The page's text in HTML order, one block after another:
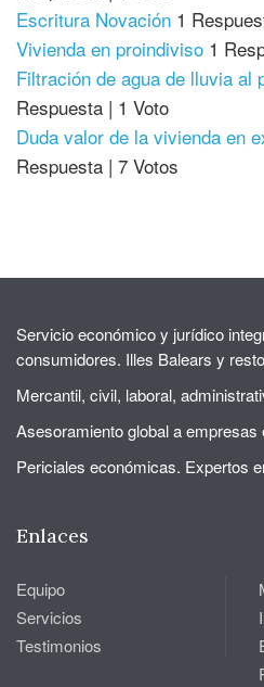
Escritura Novación 1
Vivienda en proindiviso 1
Filtración de agua de lluvia al
Respuesta | 1 Voto
Duda valor de la vivienda en
Respuesta | 7 Votos
Servicio económico y jurídico
consumidores. Illes Balears y
Mercantil, civil, laboral,
Asesoramiento global a
Periciales económicas. Expertos
Enlaces
Equipo
Servicios
Testimonios